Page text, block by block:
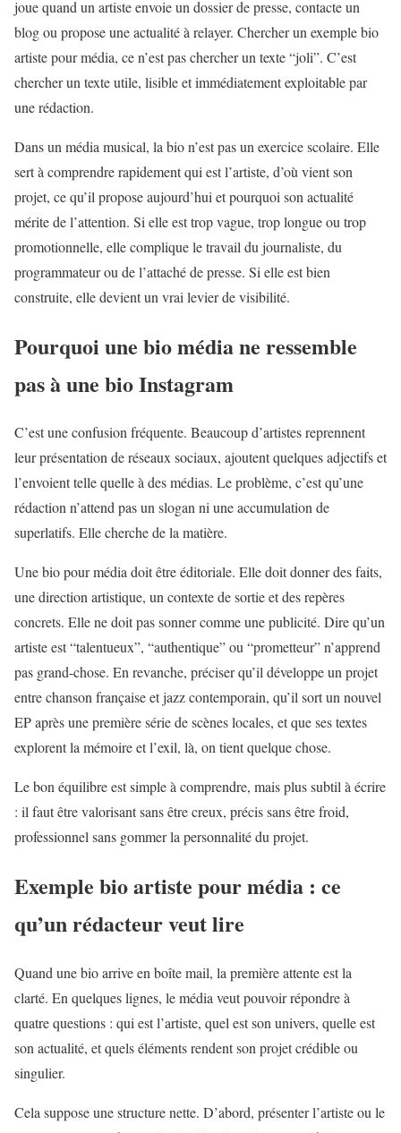
joue quand un artiste envoie un dossier de presse, contacte un
blog ou propose une actualité à relayer. Chercher un exemple bio
artiste pour média, ce n’est pas chercher un texte “joli”. C’est
chercher un texte utile, lisible et immédiatement exploitable par
une rédaction.
Dans un média musical, la bio n’est pas un exercice scolaire. Elle
sert à comprendre rapidement qui est l’artiste, d’où vient son
projet, ce qu’il propose aujourd’hui et pourquoi son actualité
mérite de l’attention. Si elle est trop vague, trop longue ou trop
promotionnelle, elle complique le travail du journaliste, du
programmateur ou de l’attaché de presse. Si elle est bien
construite, elle devient un vrai levier de visibilité.
Pourquoi une bio média ne ressemble
pas à une bio Instagram
C’est une confusion fréquente. Beaucoup d’artistes reprennent
leur présentation de réseaux sociaux, ajoutent quelques adjectifs et
l’envoient telle quelle à des médias. Le problème, c’est qu’une
rédaction n’attend pas un slogan ni une accumulation de
superlatifs. Elle cherche de la matière.
Une bio pour média doit être éditoriale. Elle doit donner des faits,
une direction artistique, un contexte de sortie et des repères
concrets. Elle ne doit pas sonner comme une publicité. Dire qu’un
artiste est “talentueux”, “authentique” ou “prometteur” n’apprend
pas grand-chose. En revanche, préciser qu’il développe un projet
entre chanson française et jazz contemporain, qu’il sort un nouvel
EP après une première série de scènes locales, et que ses textes
explorent la mémoire et l’exil, là, on tient quelque chose.
Le bon équilibre est simple à comprendre, mais plus subtil à écrire
: il faut être valorisant sans être creux, précis sans être froid,
professionnel sans gommer la personnalité du projet.
Exemple bio artiste pour média : ce
qu’un rédacteur veut lire
Quand une bio arrive en boîte mail, la première attente est la
clarté. En quelques lignes, le média veut pouvoir répondre à
quatre questions : qui est l’artiste, quel est son univers, quelle est
son actualité, et quels éléments rendent son projet crédible ou
singulier.
Cela suppose une structure nette. D’abord, présenter l’artiste ou le